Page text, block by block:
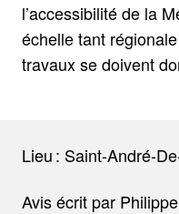
l’accessibilité de la
échelle tant
travaux se doivent
Lieu : Saint-André-
Avis écrit par